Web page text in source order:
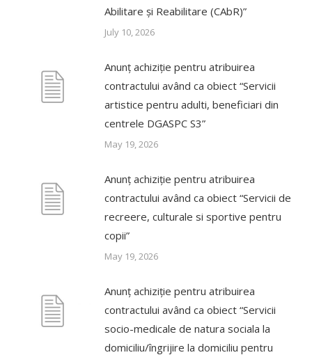
Abilitare și Reabilitare (CAbR)”
July 10, 2026
Anunț achiziție pentru atribuirea
contractului având ca obiect “Servicii
artistice pentru adulti, beneficiari din
centrele DGASPC S3”
May 19, 2026
Anunț achiziție pentru atribuirea
contractului având ca obiect “Servicii de
recreere, culturale si sportive pentru
copii”
May 19, 2026
Anunț achiziție pentru atribuirea
contractului având ca obiect “Servicii
socio-medicale de natura sociala la
domiciliu/îngrijire la domiciliu pentru